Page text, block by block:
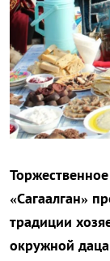
«Сагаалган»
традиции
окружной